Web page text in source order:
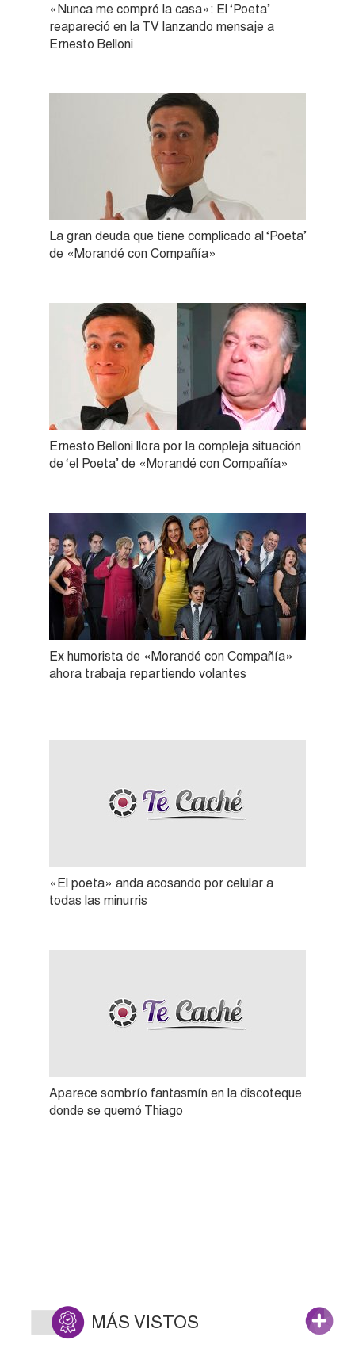
«Nunca me compró la casa»: El ‘Poeta’
reapareció en la TV lanzando mensaje a
Ernesto Belloni
La gran deuda que tiene complicado al ‘Poeta’
de «Morandé con Compañía»
Ernesto Belloni llora por la compleja situación
de ‘el Poeta’ de «Morandé con Compañía»
Ex humorista de «Morandé con Compañía»
ahora trabaja repartiendo volantes
«El poeta» anda acosando por celular a
todas las minurris
Aparece sombrío fantasmín en la discoteque
donde se quemó Thiago
MÁS VISTOS